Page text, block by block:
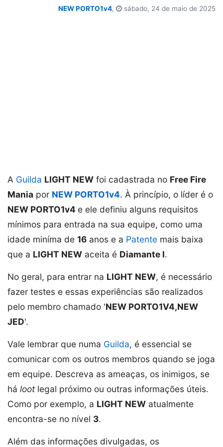
NEW PORTO1v4, sábado, 24 de maio de 2025
A Guilda LIGHT NEW foi cadastrada no Free Fire
Mania por NEW PORTO1v4. À princípio, o líder é o
NEW PORTO1v4 e ele definiu alguns requisitos
mínimos para entrada na sua equipe, como uma
idade miníma de 16 anos e a Patente mais baixa
que a LIGHT NEW aceita é Diamante I.
No geral, para entrar na LIGHT NEW, é necessário
fazer testes e essas experiências são realizados
pelo membro chamado 'NEW PORTO1V4,NEW
JED'.
Vale lembrar que numa Guilda, é essencial se
comunicar com os outros membros quando se joga
em equipe. Descreva as ameaças, os inimigos, se
há loot legal próximo ou outras informações úteis.
Como por exemplo, a LIGHT NEW atualmente
encontra-se no nível 3.
Além das informações divulgadas, os